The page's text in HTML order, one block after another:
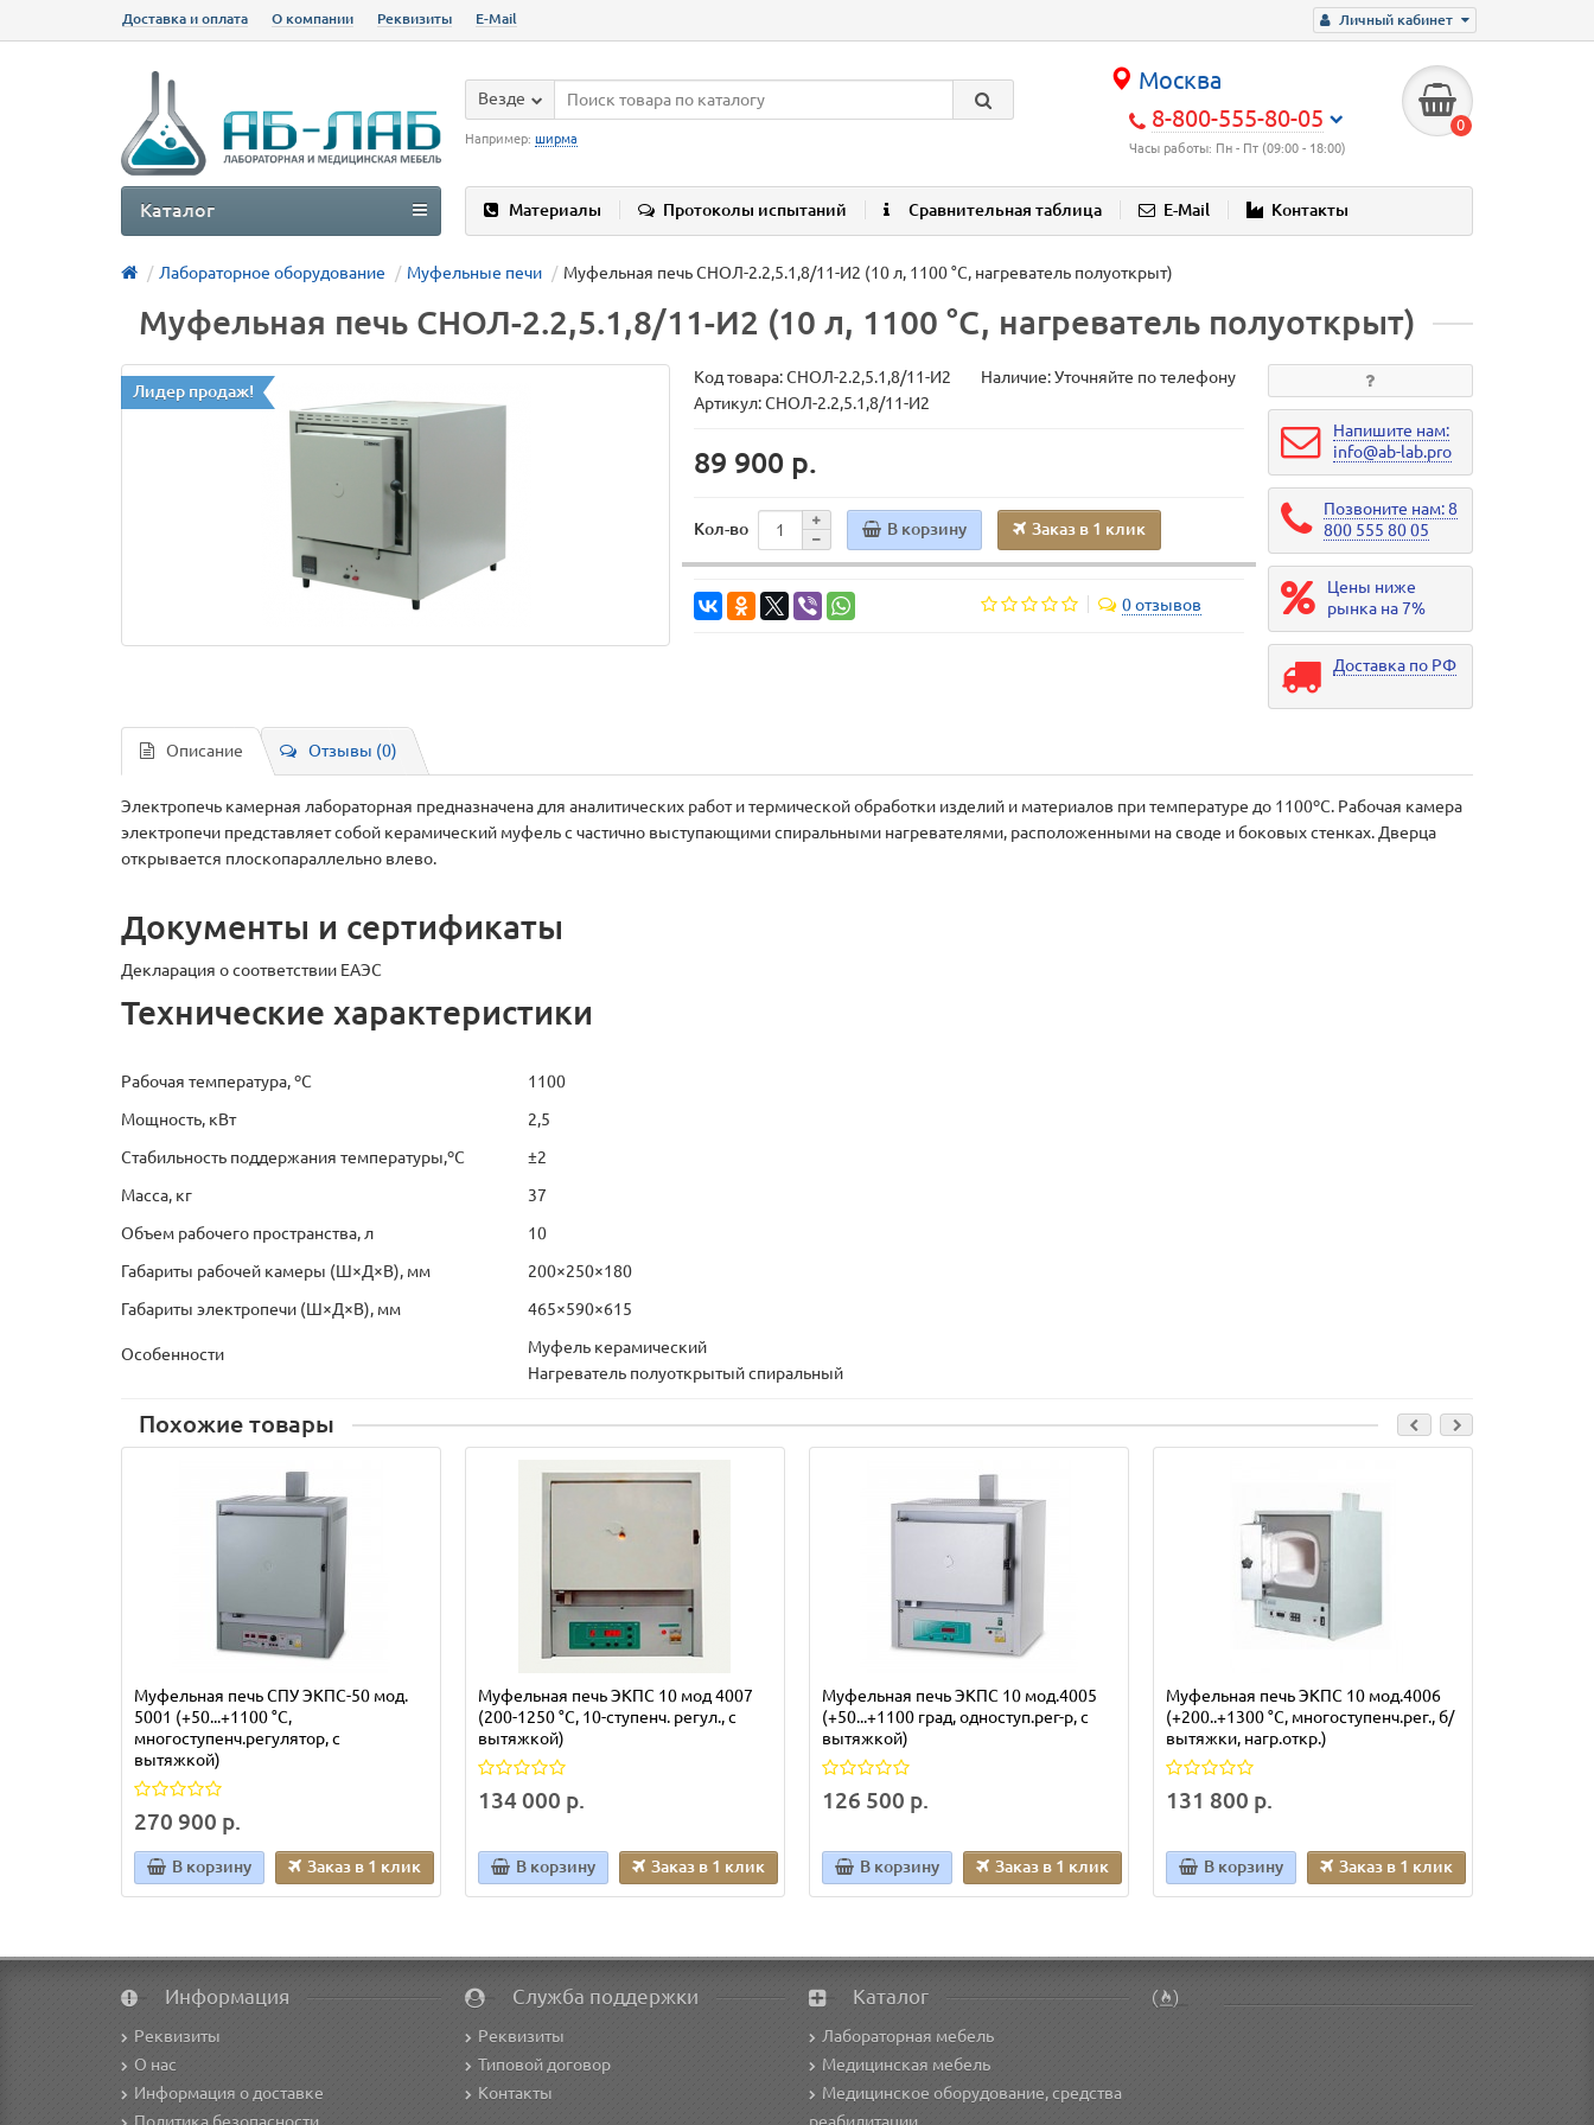
Личный кабинет
Доставка и оплата О компании Реквизиты E-Mail
Москва
8-800-555-80-05
Часы работы: Пн - Пт (09:00 - 18:00)
0
Везде
Например: ширма
Материалы Протоколы испытаний Сравнительная таблица E-Mail Контакты
Каталог
Лабораторное оборудование Муфельные печи Муфельная печь СНОЛ-2.2,5.1,8/11-И2 (10 л, 1100 °C, нагреватель полуоткрыт)
Муфельная печь СНОЛ-2.2,5.1,8/11-И2 (10 л, 1100 °C, нагреватель полуоткрыт)
Лидер продаж!
Код товара:СНОЛ-2.2,5.1,8/11-И2
Наличие: Уточняйте по телефону
Артикул: СНОЛ-2.2,5.1,8/11-И2
89 900 р.
Кол-во В корзину Заказ в 1 клик
0 отзывов
Напишите нам:
info@ab-lab.pro
Позвоните нам: 8
800 555 80 05
Цены ниже
рынка на 7%
Доставка по РФ
Описание Отзывы (0)
Электропечь камерная лабораторная предназначена для аналитических работ и термической обработки изделий и материалов при температуре до 1100ºС. Рабочая камера
электропечи представляет собой керамический муфель с частично выступающими спиральными нагревателями, расположенными на своде и боковых стенках. Дверца
открывается плоскопараллельно влево.
Документы и сертификаты
Декларация о соответствии ЕАЭС
Технические характеристики
Рабочая температура, ºС
1100
Мощность, кВт
2,5
Стабильность поддержания температуры,ºС
±2
Масса, кг
37
Объем рабочего пространства, л
10
Габариты рабочей камеры (Ш×Д×В), мм
200×250×180
Габариты электропечи (Ш×Д×В), мм
465×590×615
Особенности
Муфель керамический
Нагреватель полуоткрытый спиральный
Похожие товары
Муфельная печь СПУ ЭКПС-50 мод.
5001 (+50...+1100 °С,
многоступенч.регулятор, с
вытяжкой)
270 900 р.
В корзину Заказ в 1 клик
Муфельная печь ЭКПС 10 мод 4007
(200-1250 °С, 10-ступенч. регул., с
вытяжкой)
134 000 р.
В корзину Заказ в 1 клик
Муфельная печь ЭКПС 10 мод.4005
(+50...+1100 град, одноступ.рег-р, с
вытяжкой)
126 500 р.
В корзину Заказ в 1 клик
Муфельная печь ЭКПС 10 мод.4006
(+200..+1300 °C, многоступенч.рег., б/
вытяжки, нагр.откр.)
131 800 р.
В корзину Заказ в 1 клик
Информация
Реквизиты
О нас
Информация о доставке
Служба поддержки
Реквизиты
Типовой договор
Контакты
Каталог
Лабораторная мебель
Медицинская мебель
Медицинское оборудование, средства